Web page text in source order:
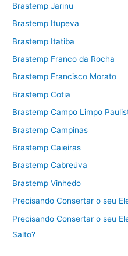
Brastemp Jarinu
Brastemp Itupeva
Brastemp Itatiba
Brastemp Franco da Rocha
Brastemp Francisco Morato
Brastemp Cotia
Brastemp Campo Limpo
Brastemp Campinas
Brastemp Caieiras
Brastemp Cabreúva
Brastemp Vinhedo
Precisando Consertar o seu
Precisando Consertar o seu
Salto?